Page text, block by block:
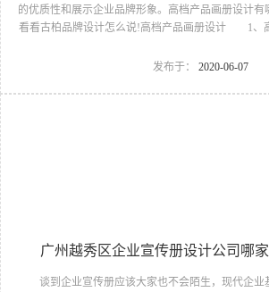
的优质性和展示企业品牌形象。高档产品画册设计
看看古柏品牌设计怎么说!高档产品画册设计 1、
档产品画册设计就应该更多的重视对于商家信息的体
致，还能够帮助企业从众多竞争对手同行中脱颖而
发布于： 2020-06-07
广州越秀区企业宣传册设计公司哪
谈到企业宣传册应该大家也不会陌生，现代企业